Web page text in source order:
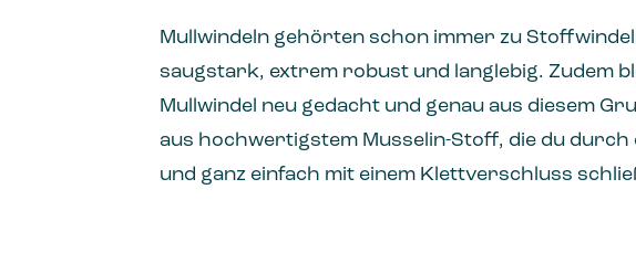
Mullwindeln gehörten schon immer zu
saugstark, extrem robust und langlebig. Zudem
Mullwindel neu gedacht und genau aus diesem
aus hochwertigstem Musselin-Stoff, die du
und ganz einfach mit einem Klettverschluss